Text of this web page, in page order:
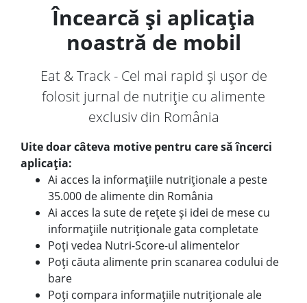
Încearcă și aplicația
noastră de mobil
Eat & Track - Cel mai rapid și ușor de
folosit jurnal de nutriție cu alimente
exclusiv din România
Uite doar câteva motive pentru care să încerci
aplicația:
Ai acces la informațiile nutriționale a peste
35.000 de alimente din România
Ai acces la sute de rețete și idei de mese cu
informațiile nutriționale gata completate
Poți vedea Nutri-Score-ul alimentelor
Poți căuta alimente prin scanarea codului de
bare
Poți compara informațiile nutriționale ale